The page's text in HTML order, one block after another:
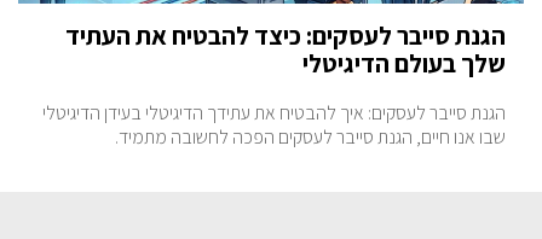
הגנת סייבר לעסקים: כיצד להבטיח את העתיד
שלך בעולם הדיגיטלי
הגנת סייבר לעסקים: איך להבטיח את עתידך הדיגיטלי בעידן הדיגיטלי
שבו אנו חיים, הגנת סייבר לעסקים הפכה לחשובה מתמיד.